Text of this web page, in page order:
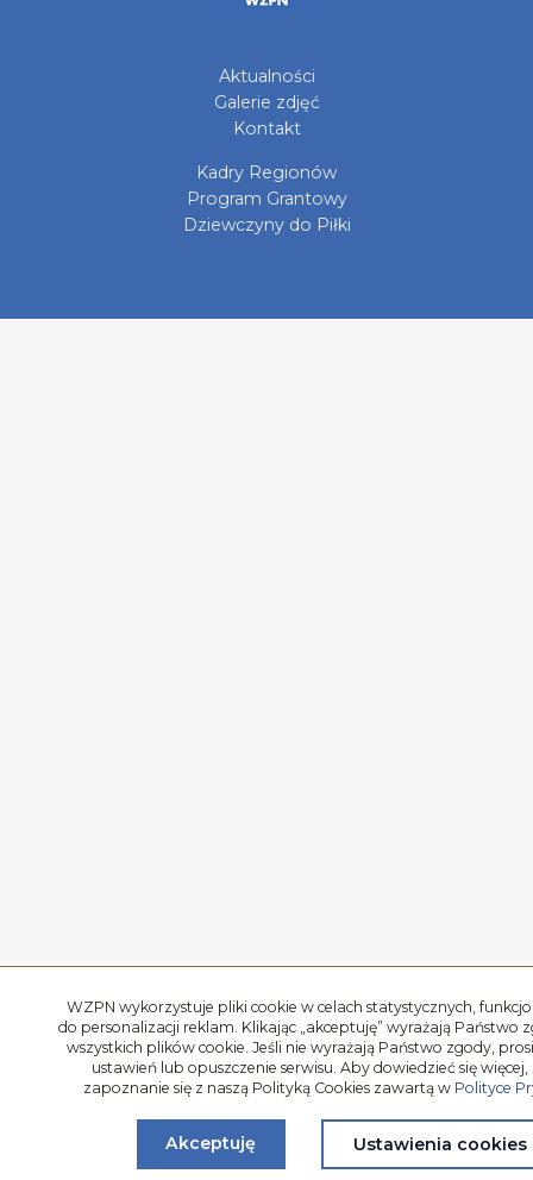
Aktualności
Galerie zdjęć
Kontakt
Kadry Regionów
Program Grantowy
Dziewczyny do Piłki
WZPN wykorzystuje pliki cookie w celach statystycznych,
do personalizacji reklam. Klikając „akceptuję” wyrażają Państwo
wszystkich plików cookie. Jeśli nie wyrażają Państwo zgody,
ustawień lub opuszczenie serwisu. Aby dowiedzieć się
zapoznanie się z naszą Polityką Cookies zawartą w Polityce
Akceptuję Ustawienia cookies